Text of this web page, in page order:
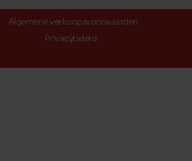
Algemene verkoopsvoorwaarden
Privacybeleid